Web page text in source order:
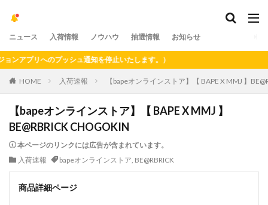
ニュース 入荷情報 ノウハウ 抽選情報 お知らせ
リへのプッシュ通知を停止いたします。）
HOME 入荷速報 【bapeオンラインストア】【 BAPE X MMJ 】
【bapeオンラインストア】【 BAPE X MMJ 】
BE@RBRICK CHOGOKIN
本ページのリンクには広告が含まれています。
入荷速報
bapeオンラインストア, BE@RBRICK
商品詳細ページ